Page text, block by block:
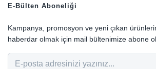
E-Bülten Aboneliği
Kampanya, promosyon ve yeni çıkan
haberdar olmak için mail bültenimize abone